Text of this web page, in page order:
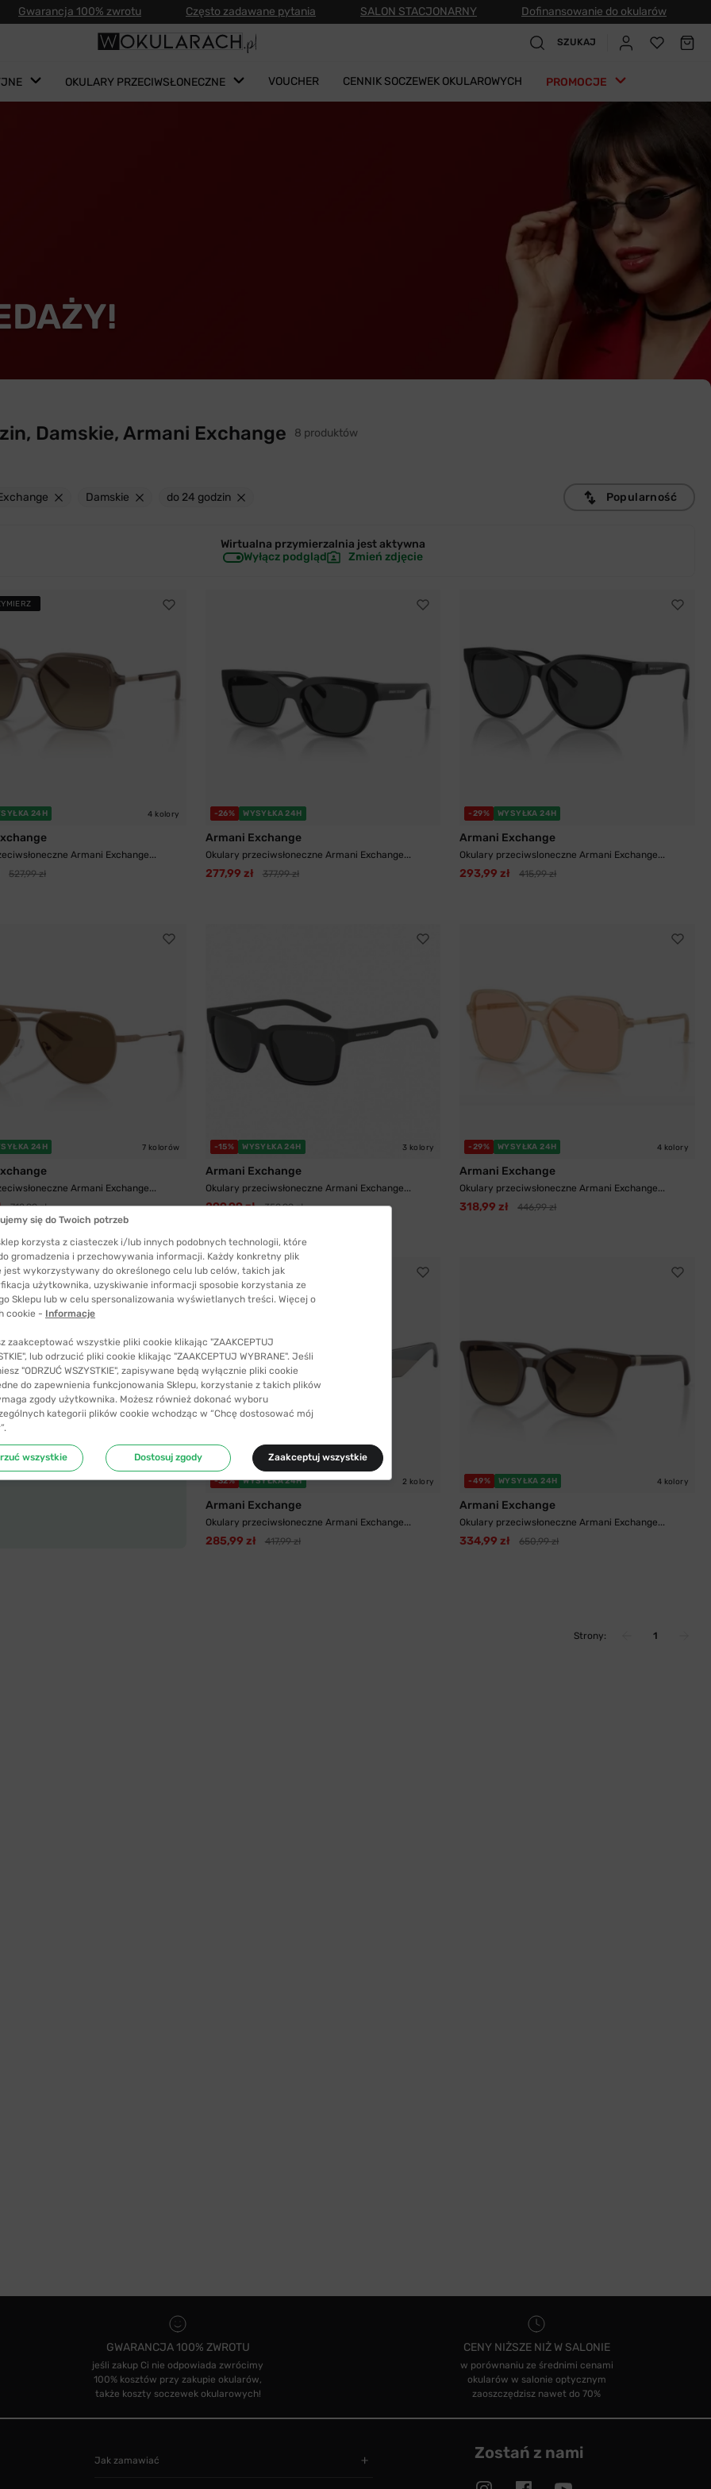
Gwarancja 100% zwrotu Często zadawane pytania SALON STACJONARNY Dofinansowanie do okularów
SZUKAJ
OKULARY PRZECIWSŁONECZNE VOUCHER CENNIK SOCZEWEK OKULAROWYCH PROMOCJE
Damskie, Armani Exchange 8 produktów
Damskie do 24 godzin Popularność
Wirtualna przymierzalnia jestaktywna
Wyłącz podgląd
Zmień zdjęcie
24H 4 kolory
Armani Exchange...
527,99 zł
-26% WYSYŁKA 24H
Armani Exchange
Okulary przeciwsłoneczne Armani Exchange...
277,99 zł 377,99 zł
-29% WYSYŁKA 24H
Armani Exchange
Okulary przeciwsloneczne Armani Exchange...
293,99 zł 415,99 zł
24H 7 kolorów
Armani Exchange...
712,99 zł
-15% WYSYŁKA 24H 3 kolory
Armani Exchange
Okulary przeciwsłoneczne Armani Exchange...
299,99 zł 352,99 zł
-29% WYSYŁKA 24H 4 kolory
Armani Exchange
Okulary przeciwsłoneczne Armani Exchange...
318,99 zł 446,99 zł
z wirtualnej przymierzalni!
kamerki, aby zobaczyć, jak
w wybranych oprawkach.
Zacznij przymierzać
-32% WYSYŁKA 24H 2 kolory
Armani Exchange
Okulary przeciwsłoneczne Armani Exchange...
285,99 zł 417,99 zł
-49% WYSYŁKA 24H 4 kolory
Armani Exchange
Okulary przeciwsłoneczne Armani Exchange...
334,99 zł 650,99 zł
Strony: 1
GWARANCJA 100% ZWROTU
jeśli zakup Ci nie odpowiada zwrócimy
100% kosztów przy zakupie okularów,
także koszty soczewek okularowych!
CENY NIŻSZE NIŻ W SALONIE
w porównaniu ze średnimi cenami
okularów w salonie optycznym
zaoszczędzisz nawet do 70%
Zostań z nami
Jak zamawiać
się do Twoich potrzeb
korzysta z ciasteczek i/lub innych podobnych technologii, które
gromadzenia i przechowywania informacji. Każdy konkretny plik
jest wykorzystywany do określonego celu lub celów, takich jak
użytkownika, uzyskiwanie informacji sposobie korzystania ze
Sklepu lub w celu spersonalizowania wyświetlanych treści. Więcej o
cookie - Informacje
zaakceptować wszystkie pliki cookie klikając "ZAAKCEPTUJ
lub odrzucić pliki cookie klikając "ZAAKCEPTUJ WYBRANE". Jeśli
"ODRZUĆ WSZYSTKIE", zapisywane będą wyłącznie pliki cookie
do zapewnienia funkcjonowania Sklepu, korzystanie z takich plików
zgody użytkownika. Możesz również dokonać wyboru
kategorii plików cookie wchodząc w “Chcę dostosować mój
wszystkie Dostosuj zgody Zaakceptuj wszystkie